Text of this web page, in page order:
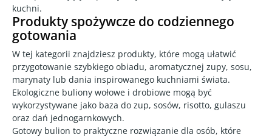
kuchni.
Produkty spożywcze do codziennego
gotowania
W tej kategorii znajdziesz produkty, które mogą ułatwić
przygotowanie szybkiego obiadu, aromatycznej zupy, sosu,
marynaty lub dania inspirowanego kuchniami świata.
Ekologiczne buliony wołowe i drobiowe mogą być
wykorzystywane jako baza do zup, sosów, risotto, gulaszu
oraz dań jednogarnkowych.
Gotowy bulion to praktyczne rozwiązanie dla osób, które